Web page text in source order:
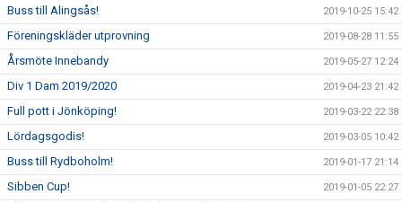
Buss till Alingsås! 2019-10-25 15:42
Föreningskläder utprovning 2019-08-28 11:55
Årsmöte Innebandy 2019-05-27 12:24
Div 1 Dam 2019/2020 2019-04-23 21:42
Full pott i Jönköping! 2019-03-22 22:38
Lördagsgodis! 2019-03-05 10:42
Buss till Rydboholm! 2019-01-17 21:14
Sibben Cup! 2019-01-05 22:27